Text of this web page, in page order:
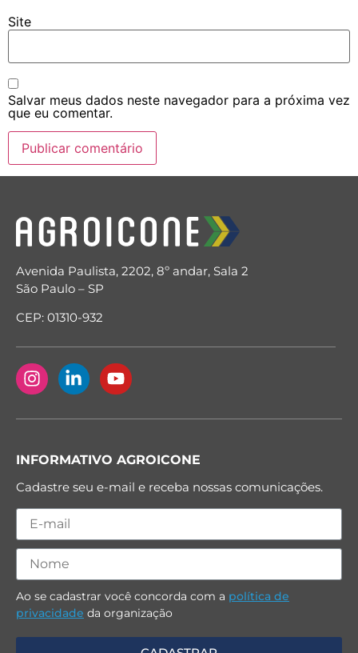
Site
Salvar meus dados neste navegador para a próxima vez
que eu comentar.
Avenida Paulista, 2202, 8º andar, Sala 2
São Paulo – SP
CEP: 01310-932
INFORMATIVO AGROICONE
Cadastre seu e-mail e receba nossas comunicações.
Ao se cadastrar você concorda com a política de
privacidade da organização